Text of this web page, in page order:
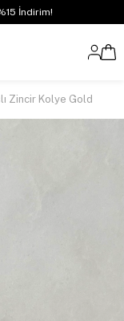
İndirim!
Zincir Kolye Gold